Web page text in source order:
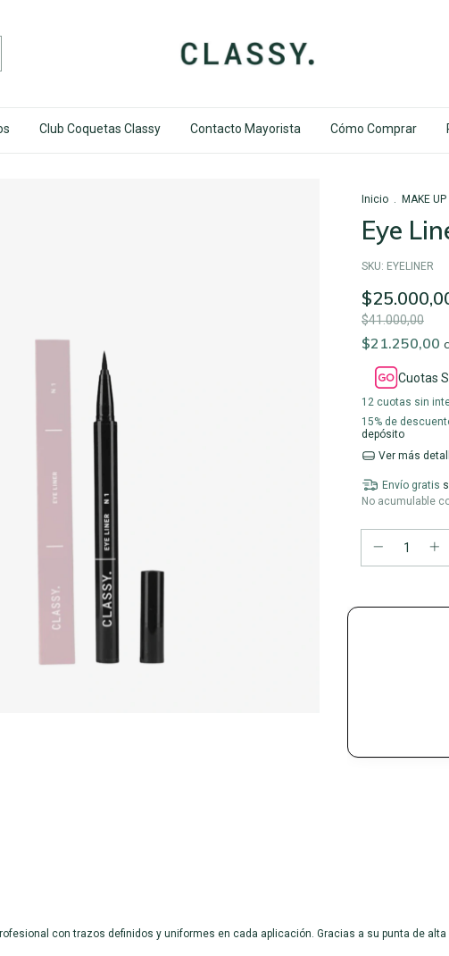
Club Coquetas Classy Contacto Mayorista Cómo Comprar
Inicio . MAKE UP
Eye
SKU: EYELINER
$41.000,00
$21.250,00
Cuotas
12 cuotas sin
15% de
depósito
Ver más
Envío gratis
No acumulable
con trazos definidos y uniformes en cada aplicación. Gracias a su punta de